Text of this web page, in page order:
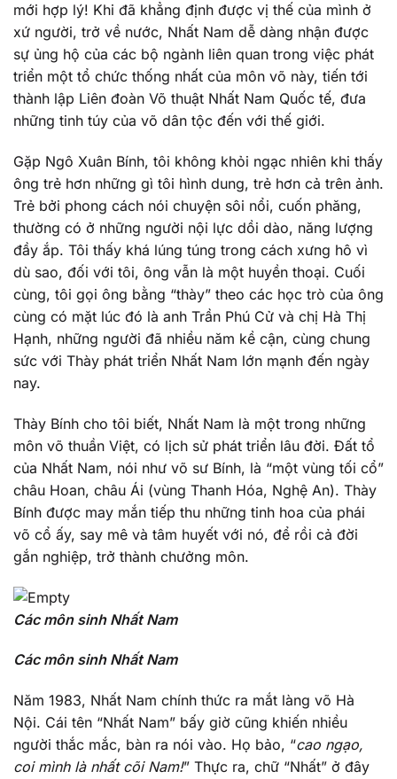
mới hợp lý! Khi đã khẳng định được vị thế của mình ở
xứ người, trở về nước, Nhất Nam dễ dàng nhận được
sự ủng hộ của các bộ ngành liên quan trong việc phát
triển một tổ chức thống nhất của môn võ này, tiến tới
thành lập Liên đoàn Võ thuật Nhất Nam Quốc tế, đưa
những tinh túy của võ dân tộc đến với thế giới.
Gặp Ngô Xuân Bính, tôi không khỏi ngạc nhiên khi thấy
ông trẻ hơn những gì tôi hình dung, trẻ hơn cả trên ảnh.
Trẻ bởi phong cách nói chuyện sôi nổi, cuốn phăng,
thường có ở những người nội lực dồi dào, năng lượng
đầy ắp. Tôi thấy khá lúng túng trong cách xưng hô vì
dù sao, đối với tôi, ông vẫn là một huyền thoại. Cuối
cùng, tôi gọi ông bằng “thày” theo các học trò của ông
cùng có mặt lúc đó là anh Trần Phú Cử và chị Hà Thị
Hạnh, những người đã nhiều năm kề cận, cùng chung
sức với Thày phát triển Nhất Nam lớn mạnh đến ngày
nay.
Thày Bính cho tôi biết, Nhất Nam là một trong những
môn võ thuần Việt, có lịch sử phát triển lâu đời. Đất tổ
của Nhất Nam, nói như võ sư Bính, là “một vùng tối cổ”
châu Hoan, châu Ái (vùng Thanh Hóa, Nghệ An). Thày
Bính được may mắn tiếp thu những tinh hoa của phái
võ cổ ấy, say mê và tâm huyết với nó, để rồi cả đời
gắn nghiệp, trở thành chưởng môn.
Các môn sinh Nhất Nam
Các môn sinh Nhất Nam
Năm 1983, Nhất Nam chính thức ra mắt làng võ Hà
Nội. Cái tên “Nhất Nam” bấy giờ cũng khiến nhiều
người thắc mắc, bàn ra nói vào. Họ bảo, “cao ngạo,
coi mình là nhất cõi Nam!” Thực ra, chữ “Nhất” ở đây